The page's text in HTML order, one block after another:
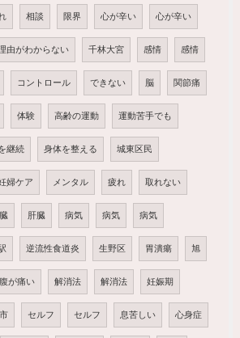
相談 限界 心が辛い 心が辛い
由がわからない 千林大宮 感情 感情
コントロール できない 脳 関節痛
体験 高齢の運動 運動苦手でも
継続 身体を整える 城東区民
婦ケア メンタル 疲れ 取れない
肝臓 病気 病気 病気
逆流性食道炎 生野区 胃潰瘍 旭
が痛い 解消法 解消法 妊娠期
セルフ セルフ 息苦しい 心身症